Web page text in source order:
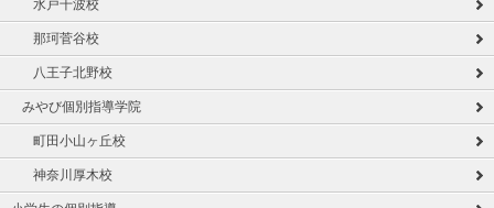
水戸千波校
那珂菅谷校
八王子北野校
みやび個別指導学院
町田小山ヶ丘校
神奈川厚木校